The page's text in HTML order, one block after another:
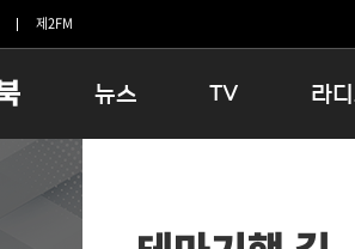
제2FM
뉴스 TV
인생내컷
라
16:00